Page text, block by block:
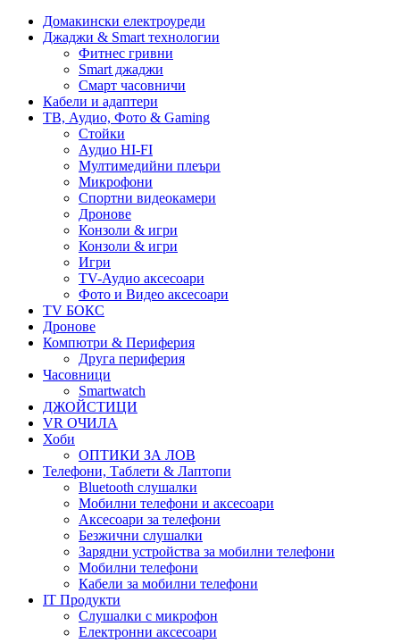
Домакински електроуреди
Джаджи & Smart технологии
Фитнес гривни
Smart джаджи
Смарт часовничи
Кабели и адаптери
ТВ, Аудио, Фото & Gaming
Стойки
Аудио HI-FI
Мултимедийни плеъри
Микрофони
Спортни видеокамери
Дронове
Конзоли & игри
Конзоли & игри
Игри
TV-Аудио аксесоари
Фото и Видео аксесоари
TV БОКС
Дронове
Компютри & Периферия
Друга периферия
Часовници
Smartwatch
ДЖОЙСТИЦИ
VR ОЧИЛА
Хоби
ОПТИКИ ЗА ЛОВ
Телефони, Таблети & Лаптопи
Bluetooth слушалки
Мобилни телефони и аксесоари
Аксесоари за телефони
Безжични слушалки
Зарядни устройства за мобилни телефони
Мобилни телефони
Кабели за мобилни телефони
IT Продукти
Слушалки с микрофон
Електронни аксесоари